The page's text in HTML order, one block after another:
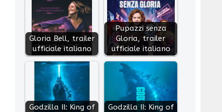
Gloria Bell, trailer
ufficiale italiano
Pupazzi senza
Gloria, trailer
ufficiale italiano
Godzilla II: King of
Godzilla II: King of